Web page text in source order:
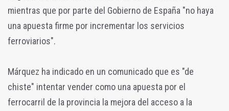
mientras que por parte del Gobierno de España "no haya
una apuesta firme por incrementar los servicios
ferroviarios".
Márquez ha indicado en un comunicado que es "de
chiste" intentar vender como una apuesta por el
ferrocarril de la provincia la mejora del acceso a la